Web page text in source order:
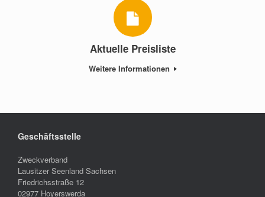
Aktuelle Preisliste
Weitere Informationen
Geschäftsstelle
Zweckverband
Lausitzer Seenland Sachsen
Friedrichsstraße 12
02977 Hoyerswerda